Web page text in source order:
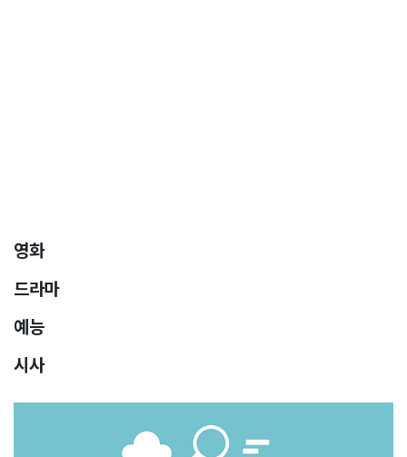
영화
드라마
예능
시사